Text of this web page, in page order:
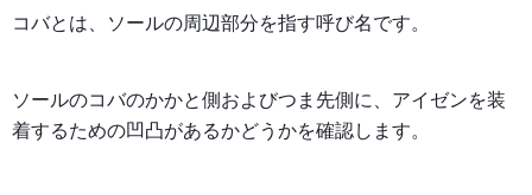
コバとは、ソールの周辺部分を指す呼び名です。
ソールのコバのかかと側およびつま先側に、アイゼンを装
着するための凹凸があるかどうかを確認します。